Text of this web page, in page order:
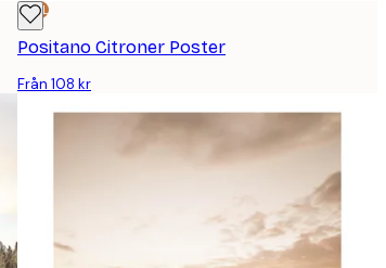
DEAL
Positano Citroner Poster
Från 108 kr